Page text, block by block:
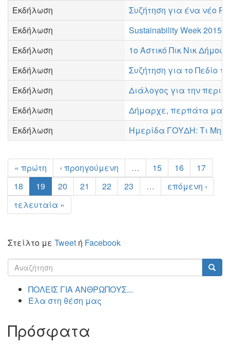
Εκδήλωση
Συζήτηση για ένα νέο
Εκδήλωση
Sustainability Week 2015:
Εκδήλωση
1ο Αστικό Πικ Νικ Δήμου
Εκδήλωση
Συζήτηση για το Πεδίο
Εκδήλωση
Διάλογος για την
Εκδήλωση
Δήμαρχε, περπάτα
Εκδήλωση
Ημερίδα ΓΟΥΔΗ: Τι
« πρώτη ‹ προηγούμενη … 15 16
17
18
19 20 21 22 23 …
επόμενη ›
τελευταία »
Στείλτο με Tweet ή Facebook
Φόρμα
αναζήτησης
ΠΟΛΕΙΣ ΓΙΑ ΑΝΘΡΩΠΟΥΣ...
Έλα στη θέση μας
Πρόσφατα